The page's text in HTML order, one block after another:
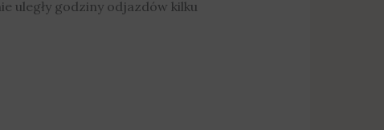
uległy godziny odjazdów kilku